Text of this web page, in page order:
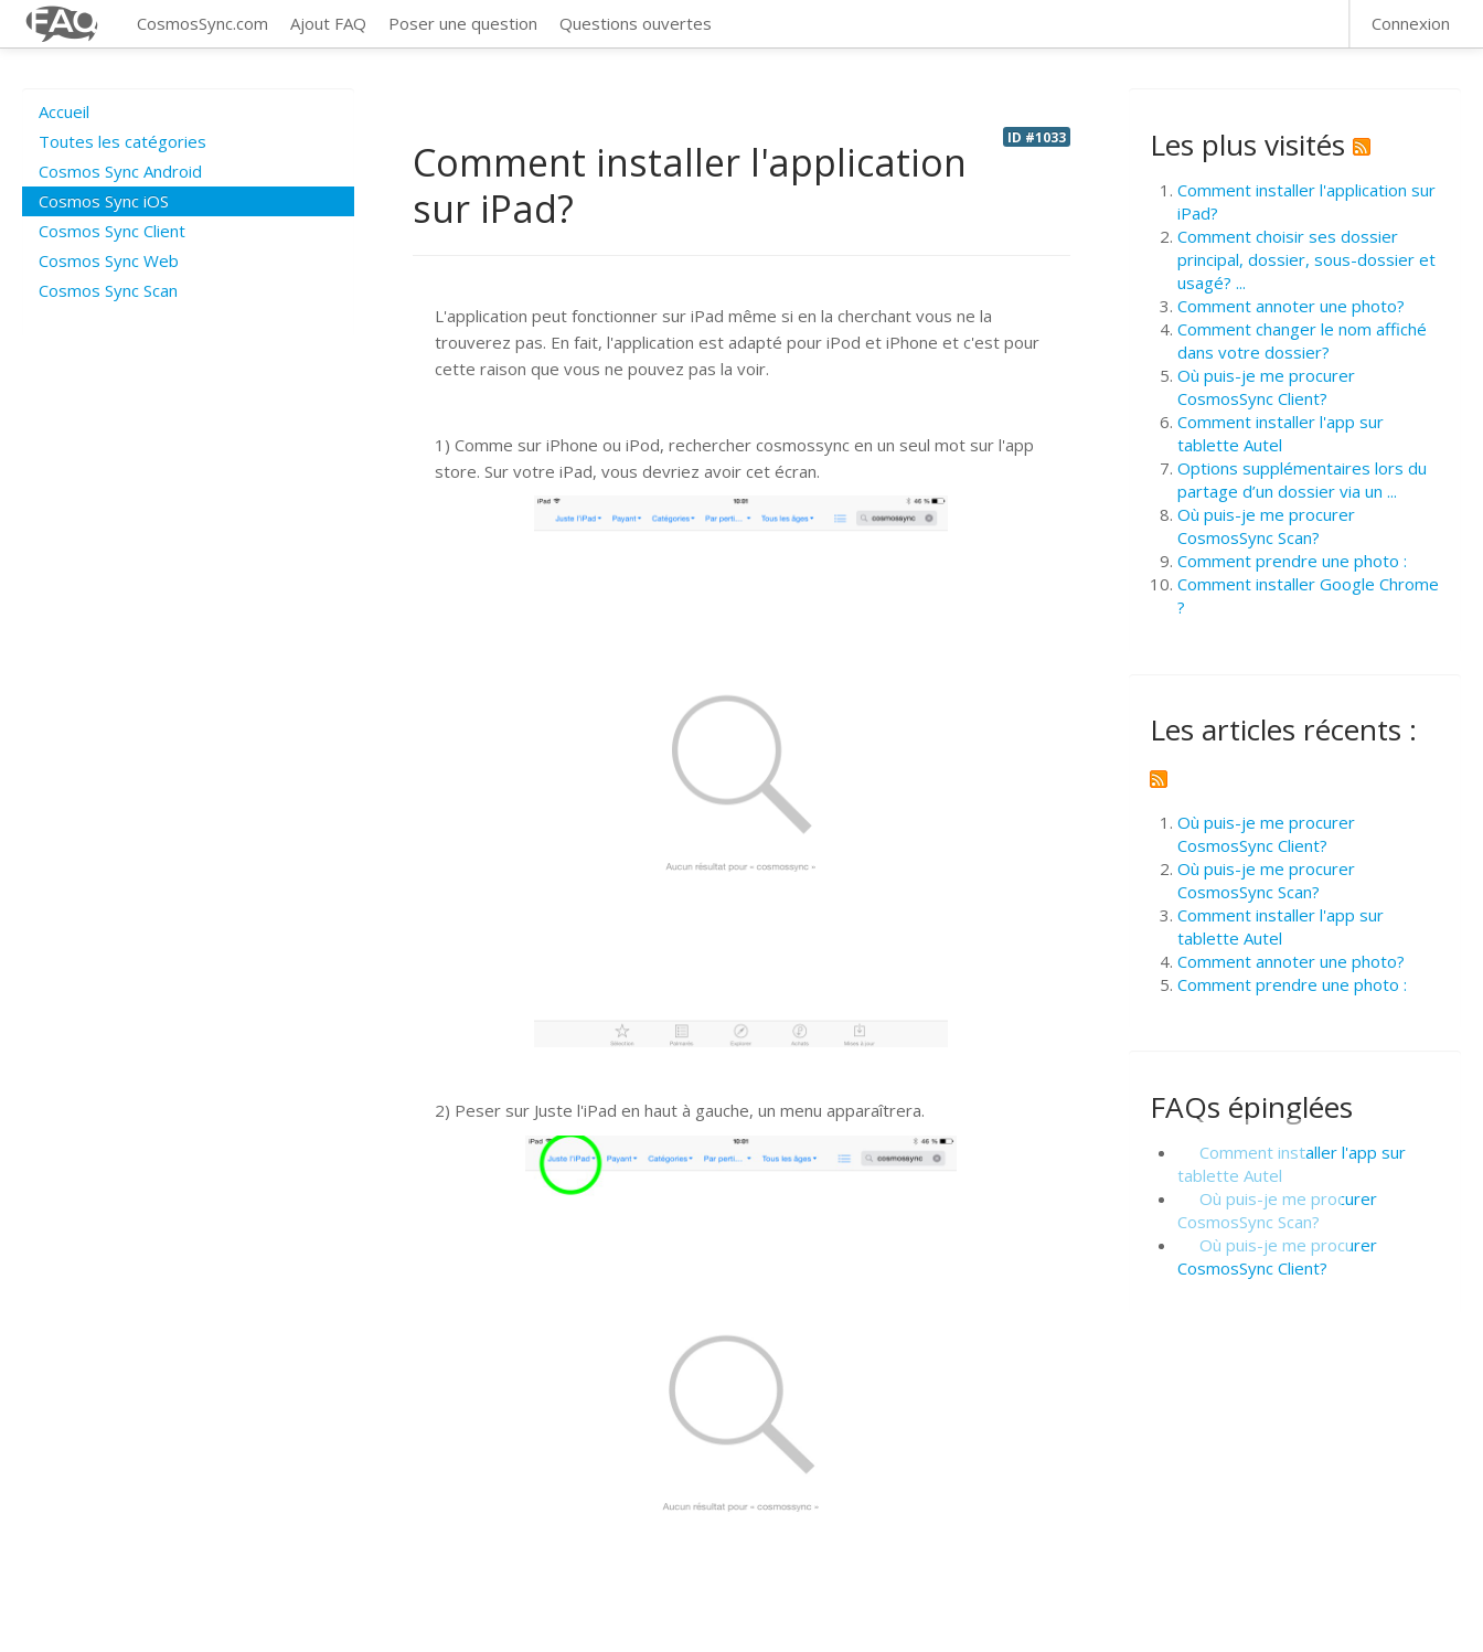
CosmosSync.com Ajout FAQ Poser une question Questions ouvertes Connexion
Accueil
Toutes les catégories
Cosmos Sync Android
Cosmos Sync iOS
Cosmos Sync Client
Cosmos Sync Web
Cosmos Sync Scan
ID #1033
Comment installer l'application
sur iPad?
L'application peut fonctionner sur iPad même si en la cherchant vous ne la
trouverez pas. En fait, l'application est adapté pour iPod et iPhone et c'est pour
cette raison que vous ne pouvez pas la voir.
1) Comme sur iPhone ou iPod, rechercher cosmossync en un seul mot sur l'app
store. Sur votre iPad, vous devriez avoir cet écran.
2) Peser sur Juste l'iPad en haut à gauche, un menu apparaîtrera.
Les plus visités
Comment installer l'application sur
iPad?
Comment choisir ses dossier
principal, dossier, sous-dossier et
usagé? ...
Comment annoter une photo?
Comment changer le nom affiché
dans votre dossier?
Où puis-je me procurer
CosmosSync Client?
Comment installer l'app sur
tablette Autel
Options supplémentaires lors du
partage d’un dossier via un ...
Où puis-je me procurer
CosmosSync Scan?
Comment prendre une photo :
Comment installer Google Chrome
?
Les articles récents :
Où puis-je me procurer
CosmosSync Client?
Où puis-je me procurer
CosmosSync Scan?
Comment installer l'app sur
tablette Autel
Comment annoter une photo?
Comment prendre une photo :
FAQs épinglées
Comment installer l'app sur
tablette Autel
Où puis-je me procurer
CosmosSync Scan?
Où puis-je me procurer
CosmosSync Client?